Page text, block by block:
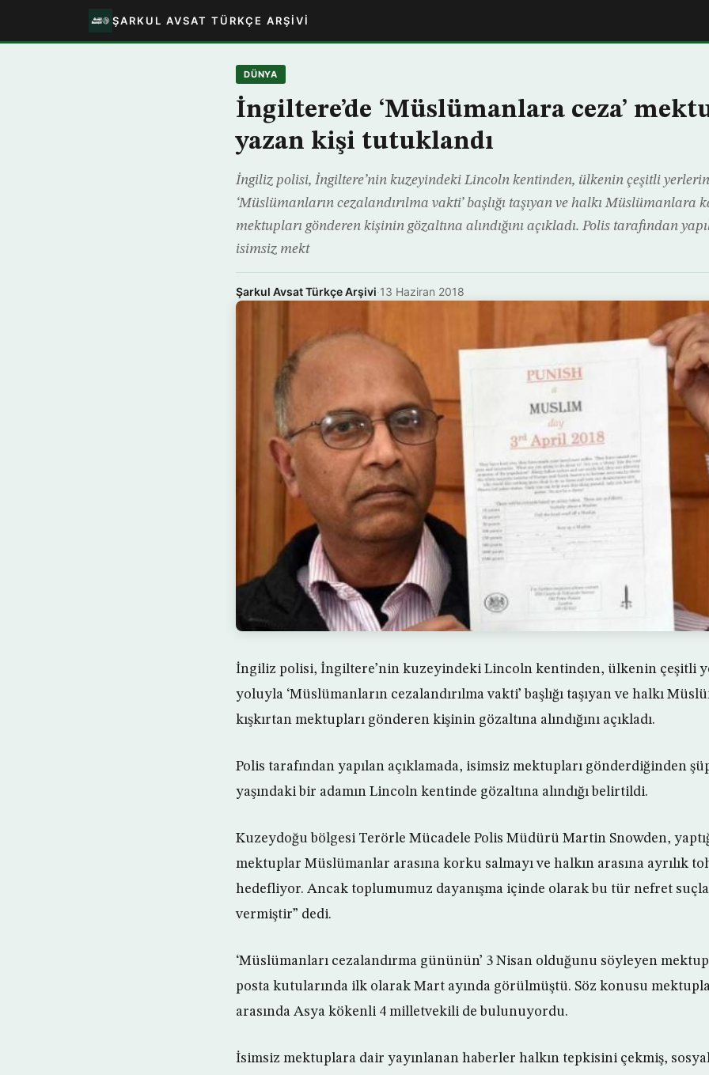
ŞARKUL AVSAT TÜRKÇE ARŞIVI
DÜNYA
İngiltere’de ‘Müslümanlara ceza’
yazan kişi tutuklandı
İngiliz polisi, İngiltere’nin kuzeyindeki Lincoln kentinden, ülkenin çeşitli
‘Müslümanların cezalandırılma vakti’ başlığı taşıyan ve halkı Müslümanlara
mektupları gönderen kişinin gözaltına alındığını açıkladı. Polis tarafından
isimsiz mekt
Şarkul Avsat Türkçe Arşivi·13 Haziran 2018
İngiliz polisi, İngiltere’nin kuzeyindeki Lincoln kentinden, ülkenin çeşitli
yoluyla ‘Müslümanların cezalandırılma vakti’ başlığı taşıyan ve halkı
kışkırtan mektupları gönderen kişinin gözaltına alındığını açıkladı.
Polis tarafından yapılan açıklamada, isimsiz mektupları gönderdiğinden
yaşındaki bir adamın Lincoln kentinde gözaltına alındığı belirtildi.
Kuzeydoğu bölgesi Terörle Mücadele Polis Müdürü Martin Snowden,
mektuplar Müslümanlar arasına korku salmayı ve halkın arasına ayrılık
hedefliyor. Ancak toplumumuz dayanışma içinde olarak bu tür nefret
vermiştir” dedi.
‘Müslümanları cezalandırma gününün’ 3 Nisan olduğunu söyleyen
posta kutularında ilk olarak Mart ayında görülmüştü. Söz konusu
arasında Asya kökenli 4 milletvekili de bulunuyordu.
İsimsiz mektuplara dair yayınlanan haberler halkın tepkisini çekmiş,